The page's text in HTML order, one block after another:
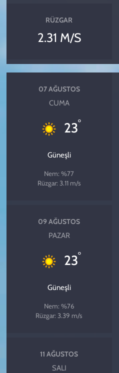
RÜZGAR
2.31 M/S
07 AĞUSTOS
CUMA
23°
Güneşli
Nem: %77
Rüzgar: 3.11 m/s
09 AĞUSTOS
PAZAR
23°
Güneşli
Nem: %76
Rüzgar: 3.39 m/s
11 AĞUSTOS
SALI